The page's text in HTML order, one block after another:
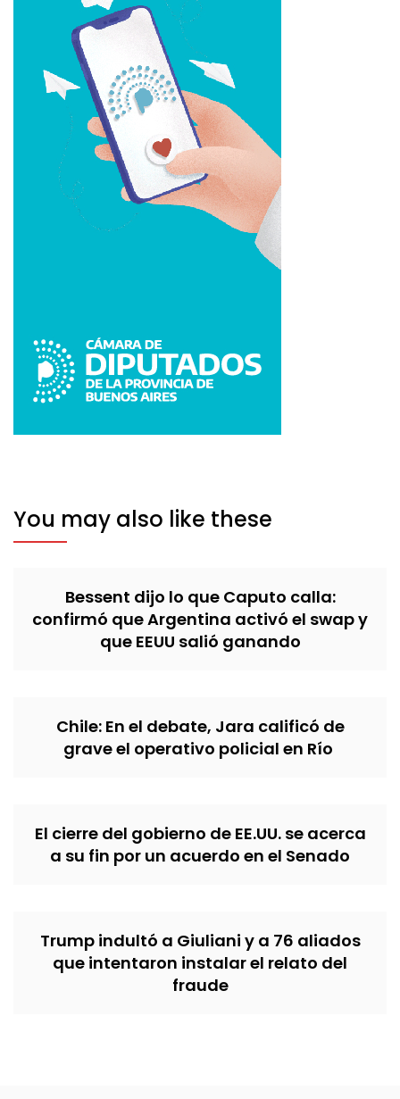
You may also like these
Bessent dijo lo que Caputo calla:
confirmó que Argentina activó el swap y
que EEUU salió ganando
Chile: En el debate, Jara calificó de
grave el operativo policial en Río
El cierre del gobierno de EE.UU. se acerca
a su fin por un acuerdo en el Senado
Trump indultó a Giuliani y a 76 aliados
que intentaron instalar el relato del
fraude